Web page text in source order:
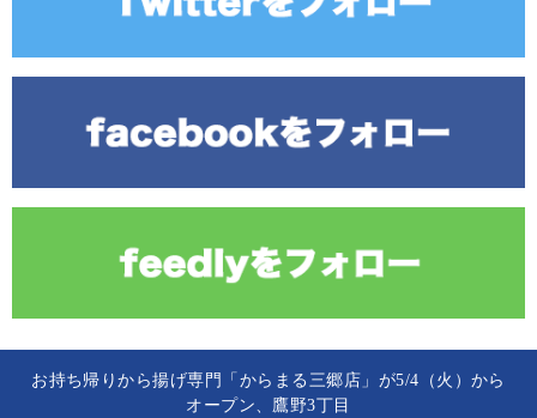
お持ち帰りから揚げ専門「からまる三郷店」が5/4（火）から
オープン、鷹野3丁目